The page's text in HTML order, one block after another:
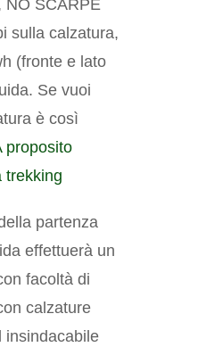
NO SCARPE
sulla calzatura,
(fronte e lato
Se vuoi
è così
proposito
trekking
partenza
effettuerà un
facoltà di
calzature
insindacabile